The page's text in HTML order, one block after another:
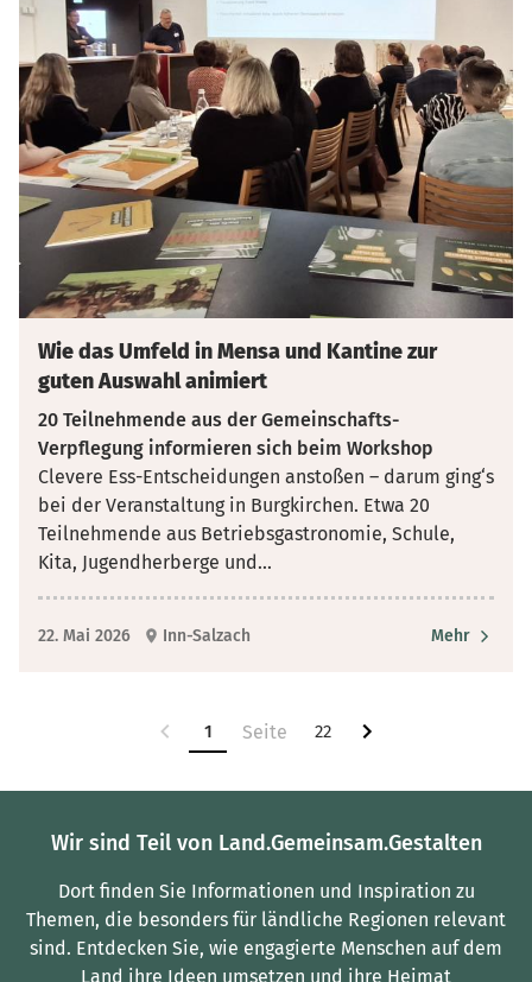
Wie das Umfeld in Mensa und Kantine zur
guten Auswahl animiert
20 Teilnehmende aus der Gemeinschafts-
Verpflegung informieren sich beim Workshop
Clevere Ess-Entscheidungen anstoßen – darum ging‘s
bei der Veranstaltung in Burgkirchen. Etwa 20
Teilnehmende aus Betriebsgastronomie, Schule,
Kita, Jugendherberge und...
22. Mai 2026 Inn-Salzach Mehr
1 22
Wir sind Teil von Land.Gemeinsam.Gestalten
Dort finden Sie Informationen und Inspiration zu
Themen, die besonders für ländliche Regionen relevant
sind. Entdecken Sie, wie engagierte Menschen auf dem
Land ihre Ideen umsetzen und ihre Heimat